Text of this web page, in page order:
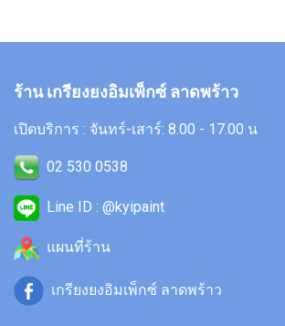
ร้าน เกรียงยงอิมเพ็กซ์ ลาดพร้าว
เปิดบริการ : จันทร์-เสาร์: 8.00 - 17.00 น
02 530 0538
Line ID : @kyipaint
แผนที่ร้าน
เกรียงยงอิมเพ็กซ์ ลาดพร้าว